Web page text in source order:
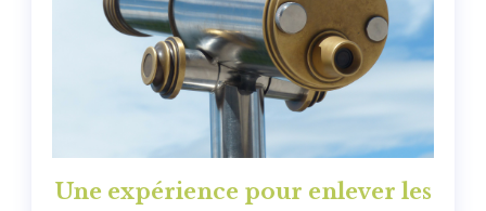
Une expérience pour enlever les